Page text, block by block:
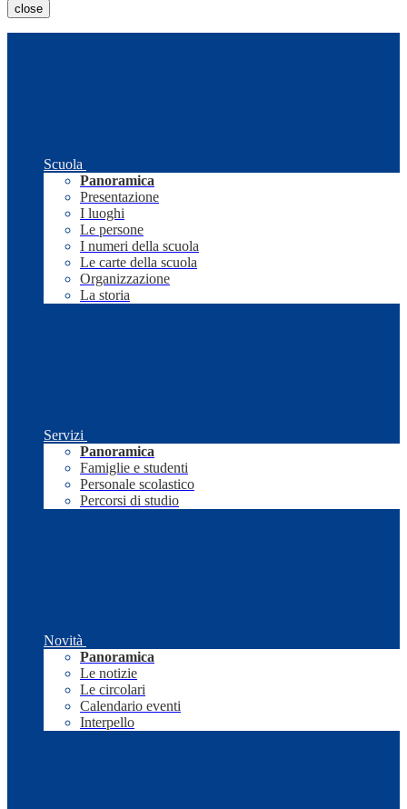
close
Scuola
Panoramica
Presentazione
I luoghi
Le persone
I numeri della scuola
Le carte della scuola
Organizzazione
La storia
Servizi
Panoramica
Famiglie e studenti
Personale scolastico
Percorsi di studio
Novità
Panoramica
Le notizie
Le circolari
Calendario eventi
Interpello